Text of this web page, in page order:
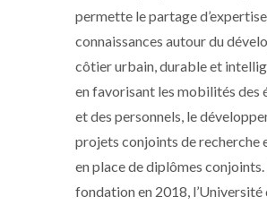
permette le partage
connaissances autour du
côtier urbain, durable et
en favorisant les mobilités des
et des personnels, le
projets conjoints de recherche
en place de diplômes conjoints.
fondation en 2018, l’Université